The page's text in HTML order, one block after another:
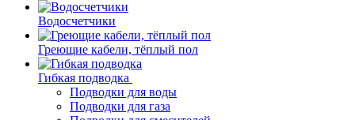
Водосчетчики
Греющие кабели, тёплый пол
Гибкая подводка
Подводки для воды
Подводки для газа